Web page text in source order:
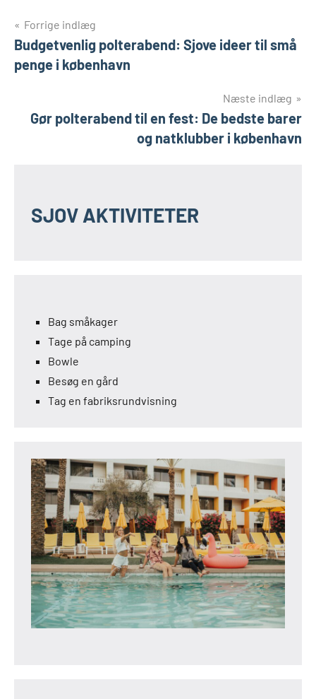
Indlægsnavigation
Forrige indlæg
Budgetvenlig polterabend: Sjove ideer til små
penge i københavn
Næste indlæg
Gør polterabend til en fest: De bedste barer
og natklubber i københavn
SJOV AKTIVITETER
Bag småkager
Tage på camping
Bowle
Besøg en gård
Tag en fabriksrundvisning